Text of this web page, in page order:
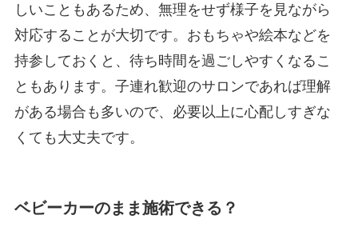
しいこともあるため、無理をせず様子を見ながら
対応することが大切です。おもちゃや絵本などを
持参しておくと、待ち時間を過ごしやすくなるこ
ともあります。子連れ歓迎のサロンであれば理解
がある場合も多いので、必要以上に心配しすぎな
くても大丈夫です。
ベビーカーのまま施術できる？